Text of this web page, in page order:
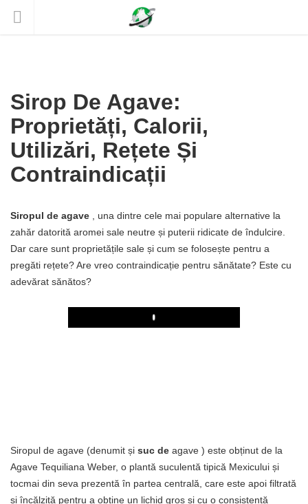
Sirop De Agave:
Proprietăți, Calorii,
Utilizări, Rețete Și
Contraindicații
Siropul de agave , una dintre cele mai populare alternative la
zahăr datorită aromei sale neutre și puterii ridicate de îndulcire.
Dar care sunt proprietățile sale și cum se folosește pentru a
pregăti rețete? Are vreo contraindicație pentru sănătate? Este cu
adevărat sănătos?
Play
Siropul de agave (denumit și suc de agave ) este obținut de la
Agave Tequiliana Weber, o plantă suculentă tipică Mexicului și
tocmai din seva prezentă în partea centrală, care este apoi filtrată
și încălzită pentru a obține un lichid gros și cu o consistență